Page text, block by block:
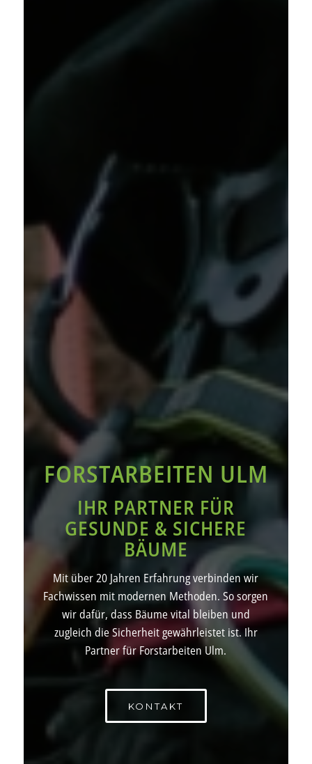
FORSTARBEITEN ULM
IHR PARTNER FÜR
GESUNDE & SICHERE
BÄUME
Mit über 20 Jahren Erfahrung verbinden wir
Fachwissen mit modernen Methoden. So sorgen
wir dafür, dass Bäume vital bleiben und
zugleich die Sicherheit gewährleistet ist. Ihr
Partner für Forstarbeiten Ulm.
KONTAKT